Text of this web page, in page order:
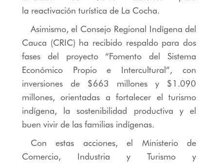
la reactivación turística de La Cocha.
Asimismo, el Consejo Regional Indígena del
Cauca (CRIC) ha recibido respaldo para dos
fases del proyecto “Fomento del Sistema
Económico Propio e Intercultural”, con
inversiones de $663 millones y $1.090
millones, orientadas a fortalecer el turismo
indígena, la sostenibilidad productiva y el
buen vivir de las familias indígenas.
Con estas acciones, el Ministerio de
Comercio, Industria y Turismo y